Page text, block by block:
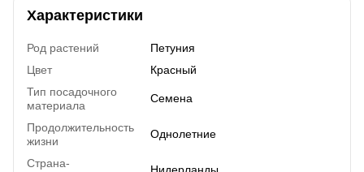
Характеристики
Род растений
Петуния
Цвет
Красный
Тип посадочного
материала
Семена
Продолжительность
жизни
Однолетние
Страна-
Нидерланды